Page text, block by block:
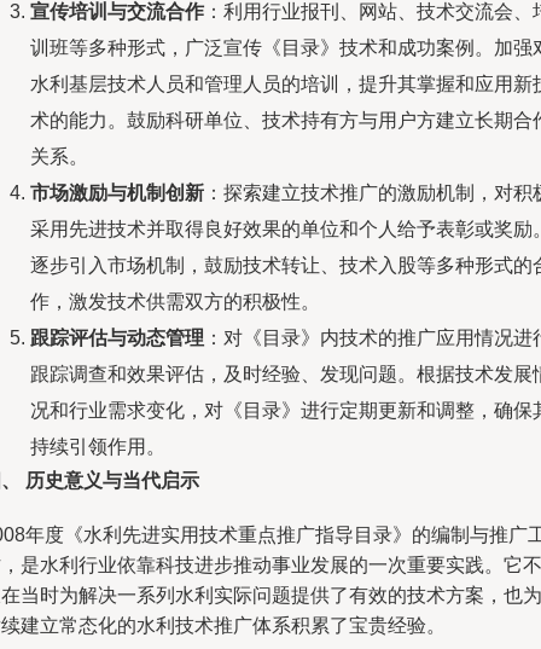
宣传培训与交流合作 ：利用行业报刊、网站、技术交流会、
训班等多种形式，广泛宣传《目录》技术和成功案例。加强
水利基层技术人员和管理人员的培训，提升其掌握和应用新
术的能力。鼓励科研单位、技术持有方与用户方建立长期合
关系。
市场激励与机制创新 ：探索建立技术推广的激励机制，对积
采用先进技术并取得良好效果的单位和个人给予表彰或奖励
逐步引入市场机制，鼓励技术转让、技术入股等多种形式的
作，激发技术供需双方的积极性。
跟踪评估与动态管理 ：对《目录》内技术的推广应用情况进
跟踪调查和效果评估，及时经验、发现问题。根据技术发展
况和行业需求变化，对《目录》进行定期更新和调整，确保
持续引领作用。
历史意义与当代启示
年度《水利先进实用技术重点推广指导目录》的编制与推广
是水利行业依靠科技进步推动事业发展的一次重要实践。它不
当时为解决一系列水利实际问题提供了有效的技术方案，也为
建立常态化的水利技术推广体系积累了宝贵经验。